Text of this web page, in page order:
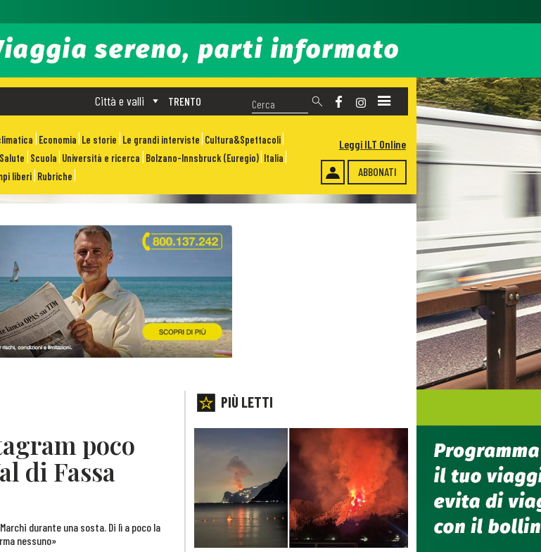
TRENTO
Città e valli
Economia Le storie Le grandi interviste Cultura&Spettacoli
Salute Scuola Università e ricerca Bolzano-Innsbruck (Euregio) Italia
liberi Rubriche ABBONATI
Leggi ILT Online
poco
di Fassa
durante una sosta. Di lì a poco la
nessuno»
PIÙ LETTI